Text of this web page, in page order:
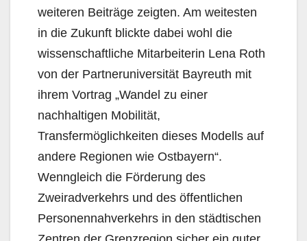
weiteren Beiträge zeigten. Am weitesten
in die Zukunft blickte dabei wohl die
wissenschaftliche Mitarbeiterin Lena Roth
von der Partneruniversität Bayreuth mit
ihrem Vortrag „Wandel zu einer
nachhaltigen Mobilität,
Transfermöglichkeiten dieses Modells auf
andere Regionen wie Ostbayern“.
Wenngleich die Förderung des
Zweiradverkehrs und des öffentlichen
Personennahverkehrs in den städtischen